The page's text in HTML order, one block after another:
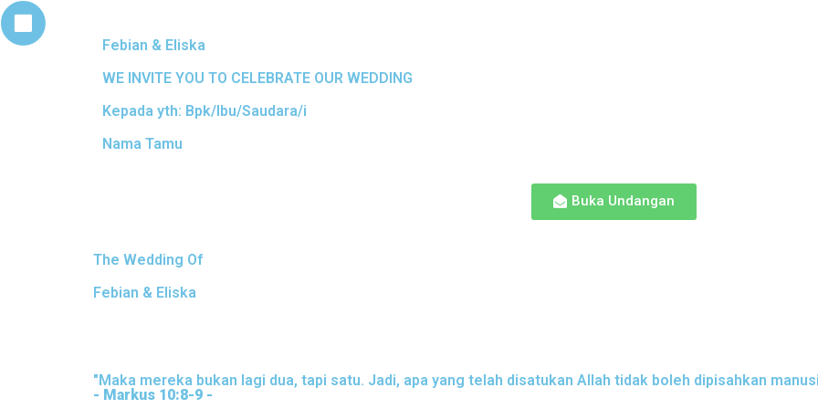
Febian & Eliska
WE INVITE YOU TO CELEBRATE OUR WEDDING
Kepada yth: Bpk/Ibu/Saudara/i
Nama Tamu
Buka Undangan
The Wedding Of
Febian & Eliska
"Maka mereka bukan lagi dua, tapi satu. Jadi, apa yang telah disatukan Allah tidak boleh dipisahkan
- Markus 10:8-9 -